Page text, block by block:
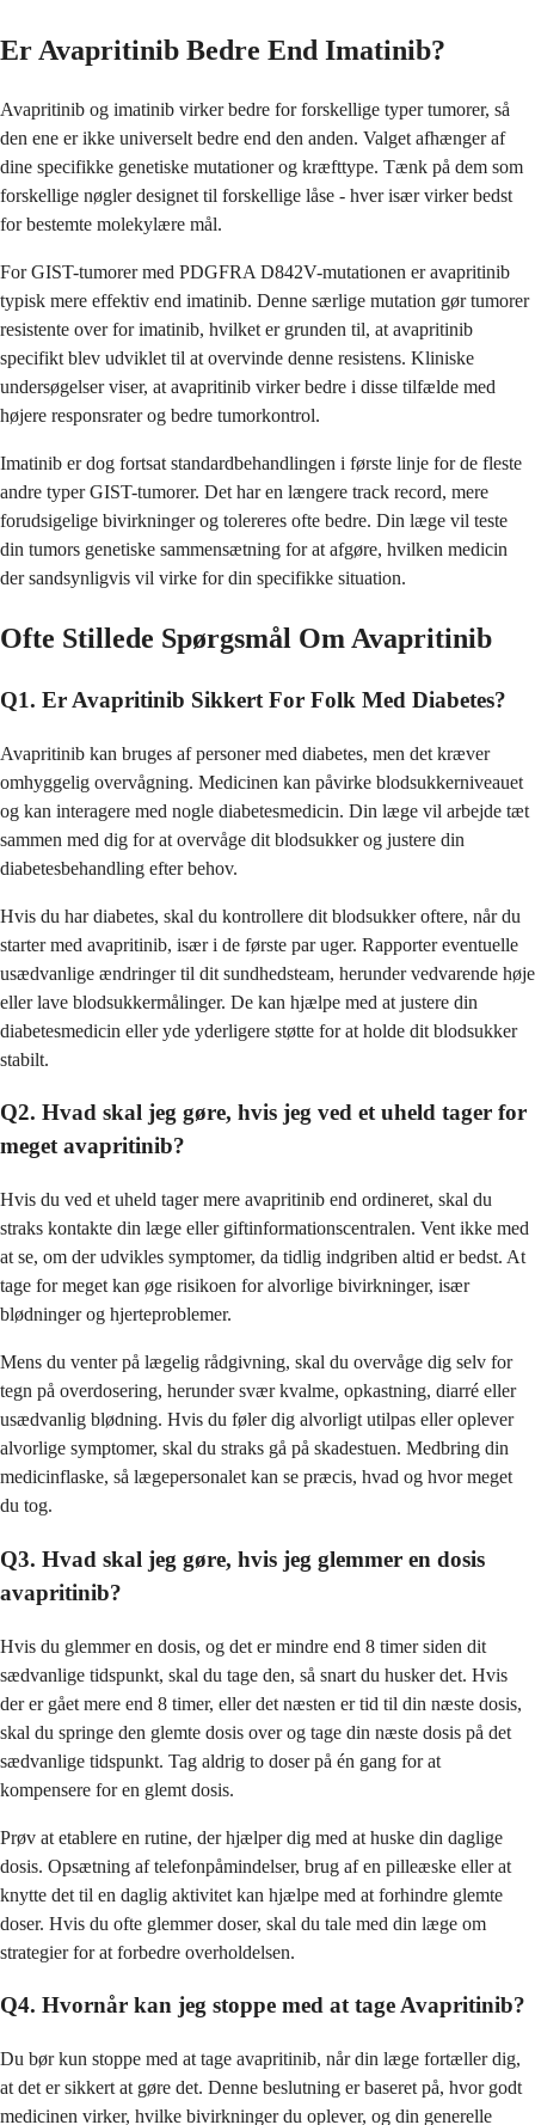
Er Avapritinib Bedre End Imatinib?
Avapritinib og imatinib virker bedre for forskellige typer tumorer, så
den ene er ikke universelt bedre end den anden. Valget afhænger af
dine specifikke genetiske mutationer og kræfttype. Tænk på dem som
forskellige nøgler designet til forskellige låse - hver især virker bedst
for bestemte molekylære mål.
For GIST-tumorer med PDGFRA D842V-mutationen er avapritinib
typisk mere effektiv end imatinib. Denne særlige mutation gør tumorer
resistente over for imatinib, hvilket er grunden til, at avapritinib
specifikt blev udviklet til at overvinde denne resistens. Kliniske
undersøgelser viser, at avapritinib virker bedre i disse tilfælde med
højere responsrater og bedre tumorkontrol.
Imatinib er dog fortsat standardbehandlingen i første linje for de fleste
andre typer GIST-tumorer. Det har en længere track record, mere
forudsigelige bivirkninger og tolereres ofte bedre. Din læge vil teste
din tumors genetiske sammensætning for at afgøre, hvilken medicin
der sandsynligvis vil virke for din specifikke situation.
Ofte Stillede Spørgsmål Om Avapritinib
Q1. Er Avapritinib Sikkert For Folk Med Diabetes?
Avapritinib kan bruges af personer med diabetes, men det kræver
omhyggelig overvågning. Medicinen kan påvirke blodsukkerniveauet
og kan interagere med nogle diabetesmedicin. Din læge vil arbejde tæt
sammen med dig for at overvåge dit blodsukker og justere din
diabetesbehandling efter behov.
Hvis du har diabetes, skal du kontrollere dit blodsukker oftere, når du
starter med avapritinib, især i de første par uger. Rapporter eventuelle
usædvanlige ændringer til dit sundhedsteam, herunder vedvarende høje
eller lave blodsukkermålinger. De kan hjælpe med at justere din
diabetesmedicin eller yde yderligere støtte for at holde dit blodsukker
stabilt.
Q2. Hvad skal jeg gøre, hvis jeg ved et uheld tager for
meget avapritinib?
Hvis du ved et uheld tager mere avapritinib end ordineret, skal du
straks kontakte din læge eller giftinformationscentralen. Vent ikke med
at se, om der udvikles symptomer, da tidlig indgriben altid er bedst. At
tage for meget kan øge risikoen for alvorlige bivirkninger, især
blødninger og hjerteproblemer.
Mens du venter på lægelig rådgivning, skal du overvåge dig selv for
tegn på overdosering, herunder svær kvalme, opkastning, diarré eller
usædvanlig blødning. Hvis du føler dig alvorligt utilpas eller oplever
alvorlige symptomer, skal du straks gå på skadestuen. Medbring din
medicinflaske, så lægepersonalet kan se præcis, hvad og hvor meget
du tog.
Q3. Hvad skal jeg gøre, hvis jeg glemmer en dosis
avapritinib?
Hvis du glemmer en dosis, og det er mindre end 8 timer siden dit
sædvanlige tidspunkt, skal du tage den, så snart du husker det. Hvis
der er gået mere end 8 timer, eller det næsten er tid til din næste dosis,
skal du springe den glemte dosis over og tage din næste dosis på det
sædvanlige tidspunkt. Tag aldrig to doser på én gang for at
kompensere for en glemt dosis.
Prøv at etablere en rutine, der hjælper dig med at huske din daglige
dosis. Opsætning af telefonpåmindelser, brug af en pilleæske eller at
knytte det til en daglig aktivitet kan hjælpe med at forhindre glemte
doser. Hvis du ofte glemmer doser, skal du tale med din læge om
strategier for at forbedre overholdelsen.
Q4. Hvornår kan jeg stoppe med at tage Avapritinib?
Du bør kun stoppe med at tage avapritinib, når din læge fortæller dig,
at det er sikkert at gøre det. Denne beslutning er baseret på, hvor godt
medicinen virker, hvilke bivirkninger du oplever, og din generelle